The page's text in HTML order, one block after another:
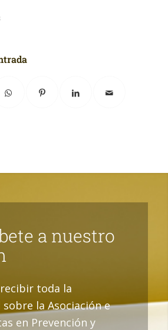
a nuestro
toda la
la Asociación e
en Prevención y